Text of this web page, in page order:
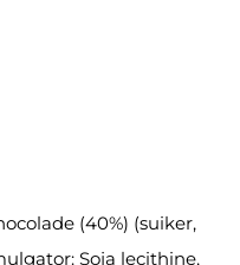
(40%) (suiker,
Soja lecithine,